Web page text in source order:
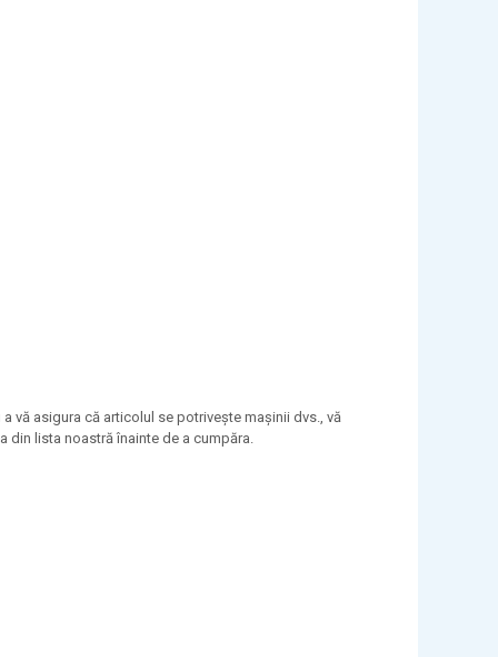
vă asigura că articolul se potrivește mașinii dvs., vă
din lista noastră înainte de a cumpăra.